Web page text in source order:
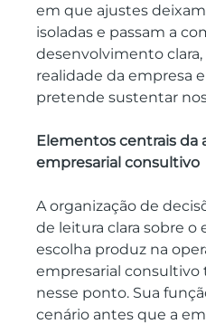
em que ajustes
isoladas e passam a
desenvolvimento
realidade da empresa
pretende sustentar
Elementos centrais da
empresarial consultivo
A organização de
de leitura clara sobre o
escolha produz na
empresarial
nesse ponto. Sua
cenário antes que a